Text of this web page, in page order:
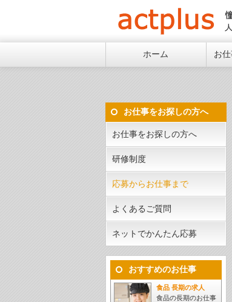
ホーム お
お仕事をお探しの方へ
お仕事をお探しの方へ
研修制度
応募からお仕事まで
よくあるご質問
ネットでかんたん応募
おすすめのお仕事
食品 長期の求人
食品の長期のお仕事